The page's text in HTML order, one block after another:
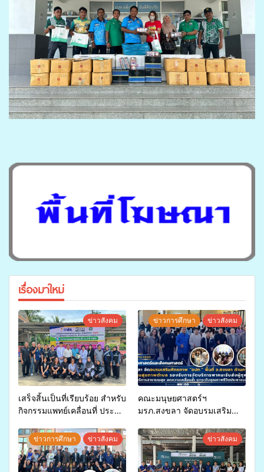
เรื่องมาใหม่
ข่าวสังคม
เสร็จสิ้นเป็นที่เรียบร้อย สำหรับ
กิจกรรมแพทย์เคลื่อนที่ ประจำ
สุขภาพแก่ประชาชนในพื้นที่
อำเภอจะนะ
ข่าวการศึกษา ข่าวสังคม
คณะมนุษยศาสตร์ฯ
มรภ.สงขลา จัดอบรมเสริม
จ่ายงบกองทุนสุขภาพตำบล
รองรับการจัดบริการพาหนะรับ
ส่งผู้ทุพพลภาพเพื่อเข้ารับ
ข่าวการศึกษา ข่าวสังคม ข่าวสังคม